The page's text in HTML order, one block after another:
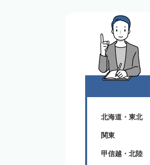
北海道・東北
関東
甲信越・北陸